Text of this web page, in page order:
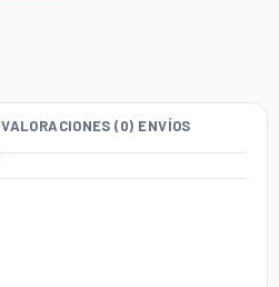
VALORACIONES (0) ENVÍOS